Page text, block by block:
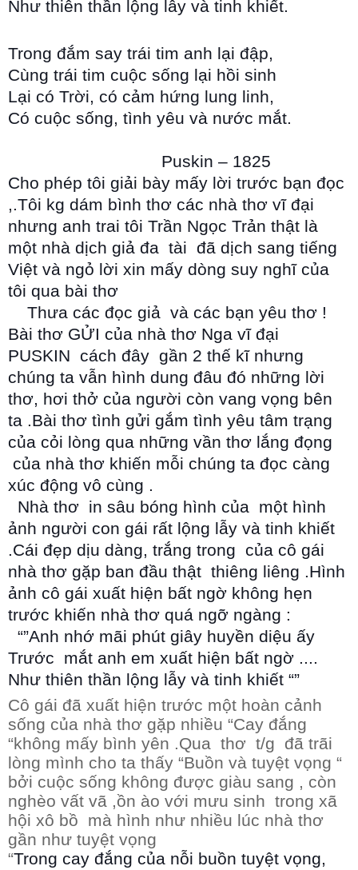
Như thiên thần lộng lẫy và tinh khiết.
Trong đắm say trái tim anh lại đập,
Cùng trái tim cuộc sống lại hồi sinh
Lại có Trời, có cảm hứng lung linh,
Có cuộc sống, tình yêu và nước mắt.
Puskin – 1825
Cho phép tôi giải bày mấy lời trước bạn đọc
,.Tôi kg dám bình thơ các nhà thơ vĩ đại
nhưng anh trai tôi Trần Ngọc Trản thật là
một nhà dịch giả đa tài đã dịch sang tiếng
Việt và ngỏ lời xin mấy dòng suy nghĩ của
tôi qua bài thơ
Thưa các đọc giả và các bạn yêu thơ !
Bài thơ GỬI của nhà thơ Nga vĩ đại
PUSKIN cách đây gần 2 thế kĩ nhưng
chúng ta vẫn hình dung đâu đó những lời
thơ, hơi thở của người còn vang vọng bên
ta .Bài thơ tình gửi gắm tình yêu tâm trạng
của cỏi lòng qua những vần thơ lắng đọng
của nhà thơ khiến mỗi chúng ta đọc càng
xúc động vô cùng .
Nhà thơ in sâu bóng hình của một hình
ảnh người con gái rất lộng lẫy và tinh khiết
.Cái đẹp dịu dàng, trắng trong của cô gái
nhà thơ gặp ban đầu thật thiêng liêng .Hình
ảnh cô gái xuất hiện bất ngờ không hẹn
trước khiến nhà thơ quá ngỡ ngàng :
“”Anh nhớ mãi phút giây huyền diệu ấy
Trước mắt anh em xuất hiện bất ngờ ....
Như thiên thần lộng lẫy và tinh khiết “”
Cô gái đã xuất hiện trước một hoàn cảnh
sống của nhà thơ gặp nhiều “Cay đắng
“không mấy bình yên .Qua thơ t/g đã trãi
lòng mình cho ta thấy “Buồn và tuyệt vọng “
bởi cuộc sống không được giàu sang , còn
nghèo vất vã ,ồn ào với mưu sinh trong xã
hội xô bồ mà hình như nhiều lúc nhà thơ
gần như tuyệt vọng
“Trong cay đắng của nỗi buồn tuyệt vọng,